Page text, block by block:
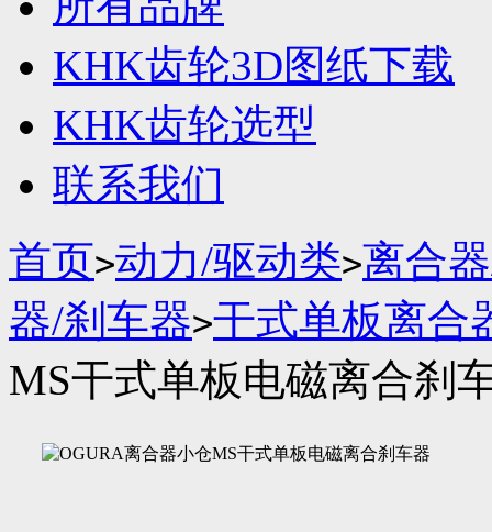
KHK齿轮3D图纸下载
KHK齿轮选型
联系我们
首页>动力/驱动类>离合
器/刹车器>干式单板离合
MS干式单板电磁离合刹